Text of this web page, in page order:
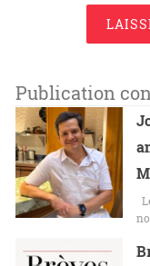
Publication